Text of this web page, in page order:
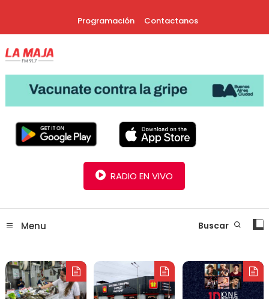
Programación Contactanos
Radio La Maja
RADIO EN VIVO
Menu Buscar